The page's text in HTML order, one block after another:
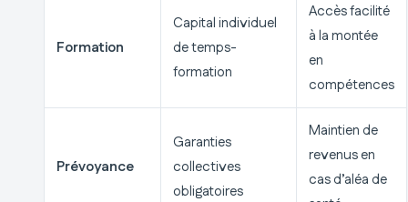
Formation
Capital individuel
de temps-
formation
Accès facilité
à la montée
en
compétences
Prévoyance
Garanties
collectives
obligatoires
Maintien de
revenus en
cas d’aléa de